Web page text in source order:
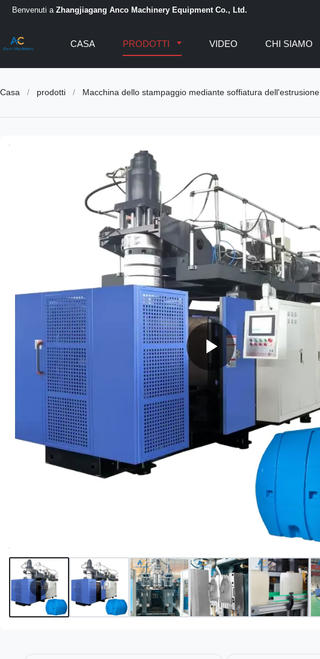
Benvenuti a Zhangjiagang Anco Machinery Equipment Co., Ltd.
CASA PRODOTTI VIDEO CHI SIAMO
Casa / prodotti / Macchina dello stampaggio mediante soffiatura dell'estrusione